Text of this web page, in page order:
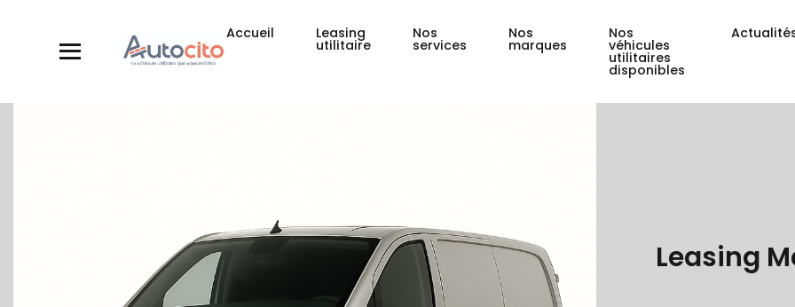
Accueil Leasing
utilitaire
Nos
services
Nos
marques
Nos
véhicules
utilitaires
disponibles
Leasing